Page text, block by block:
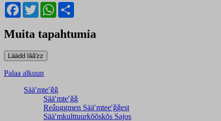
Facebook
TwitterWhatsApp
Muita tapahtumia
Palaa alkuun
Sääʹmteʹǧǧ
Sääʹmteʹǧǧ
Reâuggmen Sääʹmteeʹǧǧest
Sääʹmkulttuurkõõskõs Sajos